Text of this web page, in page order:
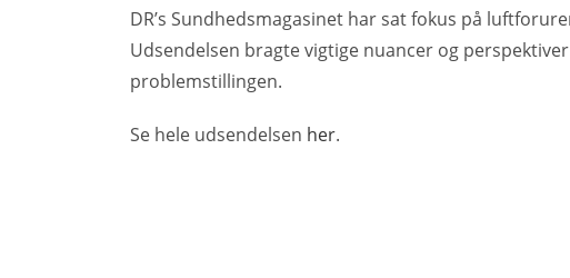
DR’s Sundhedsmagasinet har sat fokus på
Udsendelsen bragte vigtige nuancer og
problemstillingen.
Se hele udsendelsen her.